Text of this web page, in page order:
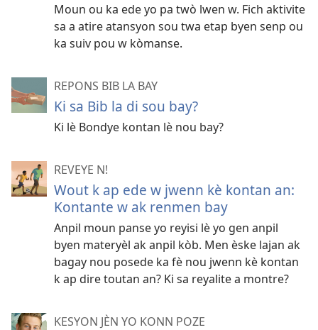
Moun ou ka ede yo pa twò lwen w. Fich aktivite
sa a atire atansyon sou twa etap byen senp ou
ka suiv pou w kòmanse.
REPONS BIB LA BAY
Ki sa Bib la di sou bay?
Ki lè Bondye kontan lè nou bay?
REVEYE N!
Wout k ap ede w jwenn kè kontan an:
Kontante w ak renmen bay
Anpil moun panse yo reyisi lè yo gen anpil
byen materyèl ak anpil kòb. Men èske lajan ak
bagay nou posede ka fè nou jwenn kè kontan
k ap dire toutan an? Ki sa reyalite a montre?
KESYON JÈN YO KONN POZE